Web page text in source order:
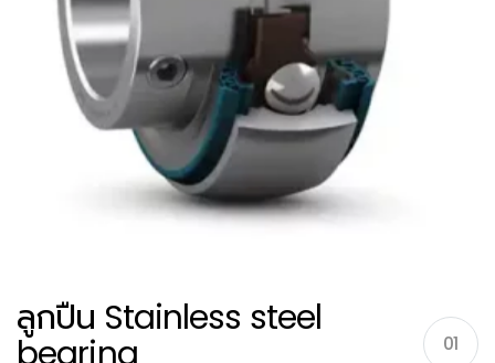
ลูกปืน Stainless steel
01